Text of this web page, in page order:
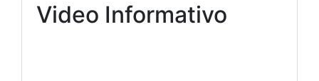
Video Informativo